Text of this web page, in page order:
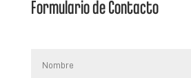
Formulario de Contacto